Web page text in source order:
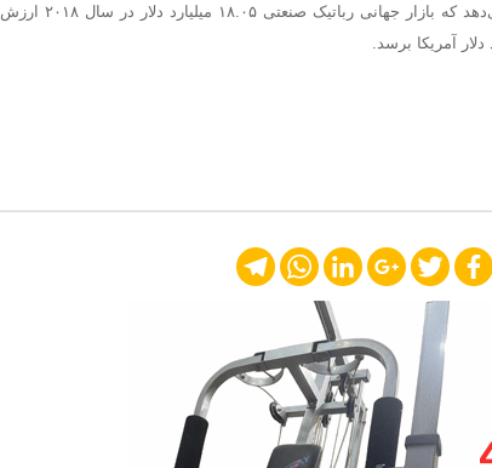
یک گزارش صنعتی که سال گذشته منتشر شد نشان می‌دهد که بازار جهانی رباتیک صنعتی ۱۸.۰۵ میلیارد دلار در سال ۲۰۱۸ ارزش
Facebook
Twitter
Google+
LinkedIn
WhatsApp
Telegram